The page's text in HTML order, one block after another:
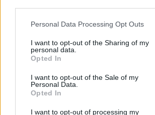
Please note that this website/app uses one
not limited to your visit or usage behaviour.
grant or deny consent to Google and its
use your data for below specified purposes
consent section.
Personal Data Processing Opt Outs
I want to opt-out of the Sharing of my
personal data.
Opted In
I want to opt-out of the Sale of my
Personal Data.
Opted In
I want to opt-out of processing my
Frozen yogurt ή παγωτό; Ποιο είναι